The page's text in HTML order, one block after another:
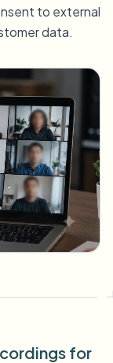
to external
data.
for